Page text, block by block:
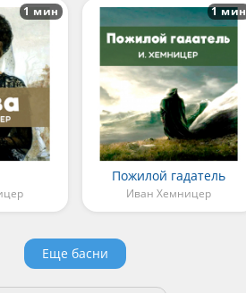
1 мин
Пожилой гадатель
Иван Хемницер
1 мин
Еще басни